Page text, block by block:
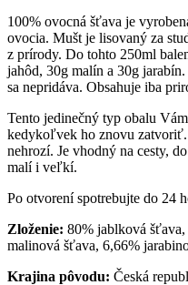
100% ovocná šťava je
ovocia. Mušt je lisovaný za
z prírody. Do tohto 250ml
jahôd, 30g malín a 30g
sa nepridáva. Obsahuje iba
Tento jedinečný typ obalu
kedykoľvek ho znovu
nehrozí. Je vhodný na cesty,
malí i veľkí.
Po otvorení spotrebujte do 24
Zloženie: 80% jablková
malinová šťava, 6,66%
Krajina pôvodu: Česká